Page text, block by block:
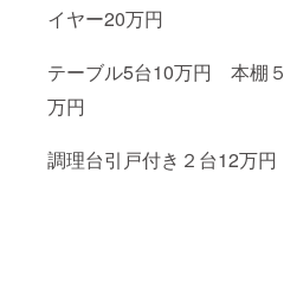
イヤー20万円
テーブル5台10万円 本棚５
万円
調理台引戸付き２台12万円